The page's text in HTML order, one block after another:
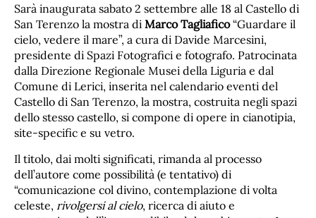
Sarà inaugurata sabato 2 settembre alle 18 al Castello di
San Terenzo la mostra di Marco Tagliafico“Guardare il
cielo, vedere il mare”, a cura di Davide Marcesini,
presidente di Spazi Fotografici e fotografo. Patrocinata
dalla Direzione Regionale Musei della Liguria e dal
Comune di Lerici, inserita nel calendario eventi del
Castello di San Terenzo, la mostra, costruita negli spazi
dello stesso castello, si compone di opere in cianotipia,
site-specific e su vetro.
Il titolo, dai molti significati, rimanda al processo
dell’autore come possibilità (e tentativo) di
“comunicazione col divino, contemplazione di volta
celeste, rivolgersi al cielo, ricerca di aiuto e